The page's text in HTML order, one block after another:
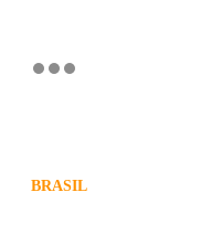
BRASIL